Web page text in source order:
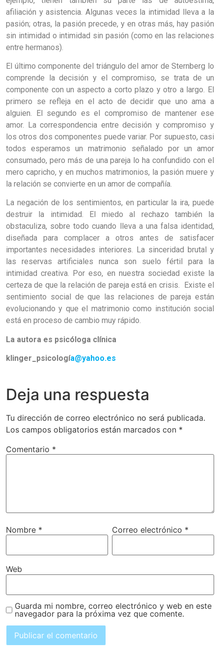
afiliación y asistencia. Algunas veces la intimidad lleva a la
pasión; otras, la pasión precede, y en otras más, hay pasión
sin intimidad o intimidad sin pasión (como en las relaciones
entre hermanos).
El último componente del triángulo del amor de Sternberg lo
comprende la decisión y el compromiso, se trata de un
componente con un aspecto a corto plazo y otro a largo. El
primero se refleja en el acto de decidir que uno ama a
alguien. El segundo es el compromiso de mantener ese
amor. La correspondencia entre decisión y compromiso y
los otros dos componentes puede variar. Por supuesto, casi
todos esperamos un matrimonio señalado por un amor
consumado, pero más de una pareja lo ha confundido con el
mero capricho, y en muchos matrimonios, la pasión muere y
la relación se convierte en un amor de compañía.
La negación de los sentimientos, en particular la ira, puede
destruir la intimidad. El miedo al rechazo también la
obstaculiza, sobre todo cuando lleva a una falsa identidad,
diseñada para complacer a otros antes de satisfacer
importantes necesidades interiores. La sinceridad brutal y
las reservas artificiales nunca son suelo fértil para la
intimidad creativa. Por eso, en nuestra sociedad existe la
certeza de que la relación de pareja está en crisis. Existe el
sentimiento social de que las relaciones de pareja están
evolucionando y que el matrimonio como institución social
está en proceso de cambio muy rápido.
La autora es psicóloga clínica
klinger_psicología@yahoo.es
Deja una respuesta
Tu dirección de correo electrónico no será publicada.
Los campos obligatorios están marcados con *
Comentario *
Nombre * Correo electrónico *
Web
Guarda mi nombre, correo electrónico y web en este
navegador para la próxima vez que comente.